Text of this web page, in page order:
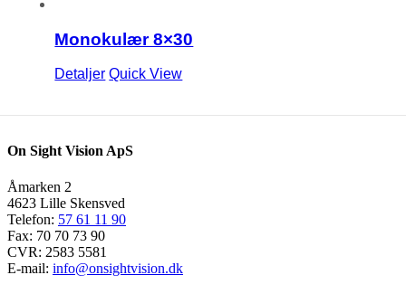
Monokulær 8×30
Detaljer Quick View
On Sight Vision ApS
Åmarken 2
4623 Lille Skensved
Telefon: 57 61 11 90
Fax: 70 70 73 90
CVR: 2583 5581
E-mail: info@onsightvision.dk